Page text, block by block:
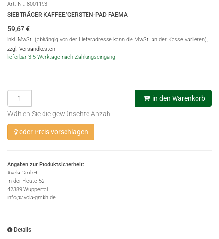
Art.-Nr.: 8001193
SIEBTRÄGER KAFFEE/GERSTEN-PAD FAEMA
59,67€
inkl. MwSt. (abhängig von der Lieferadresse kann die MwSt. an der Kasse variieren),
zzgl. Versandkosten
lieferbar 3-5 Werktage nach Zahlungseingang
in den Warenkorb
Wählen Sie die gewünschte Anzahl
oder Preis vorschlagen
Angaben zur Produktsicherheit:
Avola GmbH
In der Fleute 52
42389 Wuppertal
info@avola-gmbh.de
Details